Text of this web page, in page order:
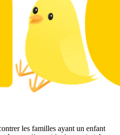
les familles ayant un enfant